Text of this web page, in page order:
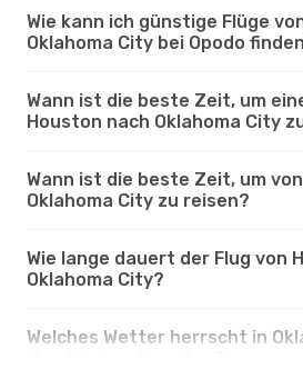
Wie kann ich günstige Flüge
Oklahoma City bei Opodo
Wann ist die beste Zeit, um
Houston nach Oklahoma City
Wann ist die beste Zeit, um
Oklahoma City zu reisen?
Wie lange dauert der Flug von
Oklahoma City?
Welches Wetter herrscht in